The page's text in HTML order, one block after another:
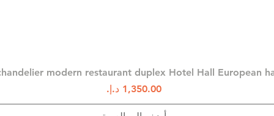
العرض السريع
modern restaurant duplex Hotel Hall European
السعر